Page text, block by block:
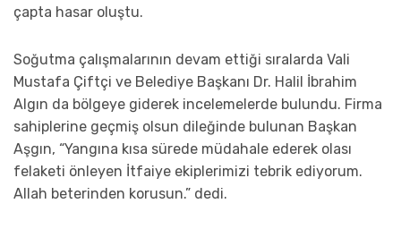
çapta hasar oluştu.
Soğutma çalışmalarının devam ettiği sıralarda Vali
Mustafa Çiftçi ve Belediye Başkanı Dr. Halil İbrahim
Algın da bölgeye giderek incelemelerde bulundu. Firma
sahiplerine geçmiş olsun dileğinde bulunan Başkan
Aşgın, “Yangına kısa sürede müdahale ederek olası
felaketi önleyen İtfaiye ekiplerimizi tebrik ediyorum.
Allah beterinden korusun.” dedi.